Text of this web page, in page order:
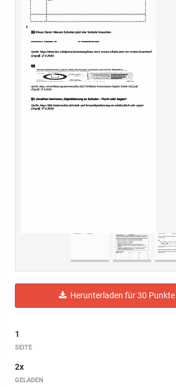
Herunterladen für 30 Punkte
1
SEITE
2x
GELADEN